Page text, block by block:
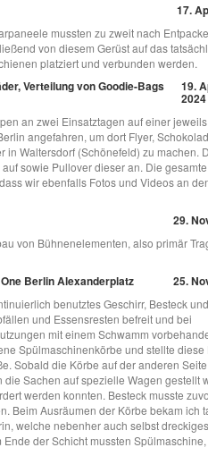
17.
mussten zu zweit nach
von diesem Gerüst auf das
platziert und verbunden werden.
Verteilung von Goodie-Bags 19.
2024
an zwei Einsatztagen auf einer
angefahren, um dort Flyer,
in Waltersdorf (Schönefeld) zu machen.
sowie Pullover dieser an. Die
wir ebenfalls Fotos und Videos an
29.
von Bühnenelementen, also primär
Berlin Alexanderplatz 25.
benutztes Geschirr, Besteck
und Essensresten befreit und bei
mit einem Schwamm
Spülmaschinenkörbe und stellte
Sobald die Körbe auf der anderen
Sachen auf spezielle Wagen gestellt
werden konnten. Besteck musste
Beim Ausräumen der Körbe bekam ich
welche nebenher auch selbst
der Schicht mussten